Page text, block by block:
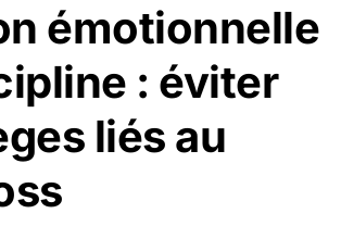
émotionnelle
: éviter
liés au